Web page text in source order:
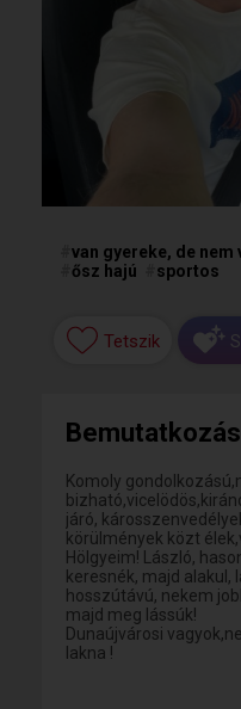
van gyereke, de nem
ősz hajú sportos
Tetszik
Bemutatkozás
Komoly
járó,
körülmények közt
Hölgyeim! László,
keresnék, majd alakul,
hosszútávú, nekem
majd meg lássúk!
Dunaújvárosi
lakna !